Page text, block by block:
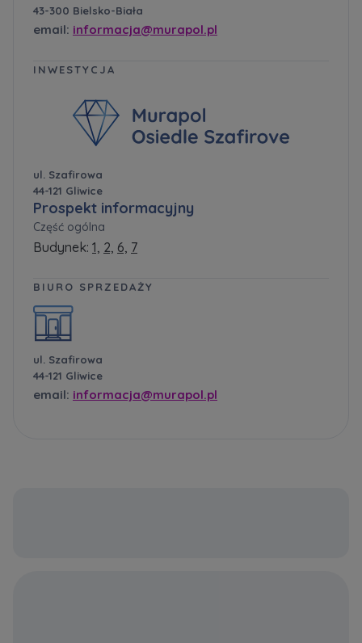
43-300 Bielsko-Biała
email: informacja@murapol.pl
INWESTYCJA
ul. Szafirowa
44-121 Gliwice
Prospekt informacyjny
Część ogólna
Budynek: 1, 2, 6, 7
BIURO SPRZEDAŻY
ul. Szafirowa
44-121 Gliwice
email: informacja@murapol.pl